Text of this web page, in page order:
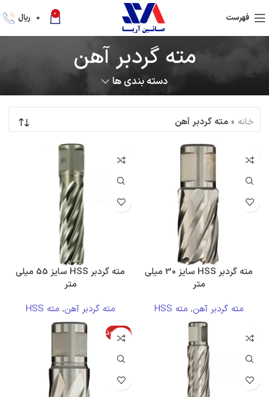
فهرست 0
0 ریال
مته گردبر آهن
دسته بندی ها
خانه » مته گردبر آهن
مته گردبر HSS سایز 30 میلی
متر
مته گردبر آهن, مته HSS
مته گردبر HSS سایز 55 میلی
متر
مته گردبر آهن, مته HSS
ناموجود